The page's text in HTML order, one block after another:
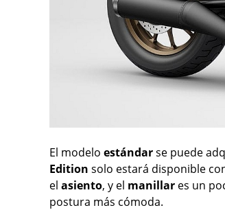
El modelo estándarse puede
Edition solo estará disponible
el asiento, y el manillar es un
postura más cómoda.